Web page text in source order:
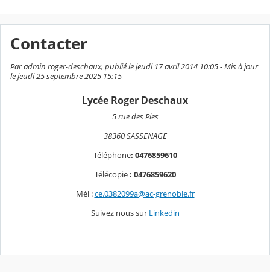
Contacter
Par admin roger-deschaux, publié le jeudi 17 avril 2014 10:05 - Mis à jour
le jeudi 25 septembre 2025 15:15
Lycée Roger Deschaux
5 rue des Pies
38360 SASSENAGE
Téléphone: 0476859610
Télécopie: 0476859620
Mél :ce.0382099a@ac-grenoble.fr
Suivez nous sur Linkedin